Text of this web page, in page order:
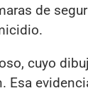
de
cuyo
Esa